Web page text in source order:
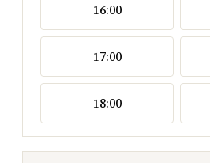
16:00
17:00
18:00